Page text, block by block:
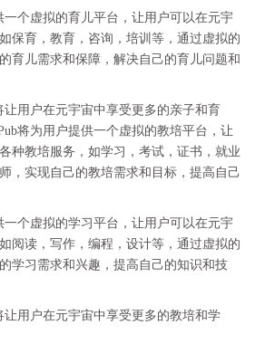
一个虚拟的育儿平台，让用户可以在元宇
保育，教育，咨询，培训等，通过虚拟的
育儿需求和保障，解决自己的育儿问题和
让用户在元宇宙中享受更多的亲子和育
将为用户提供一个虚拟的教培平台，让
种教培服务，如学习，考试，证书，就业
，实现自己的教培需求和目标，提高自己
一个虚拟的学习平台，让用户可以在元宇
阅读，写作，编程，设计等，通过虚拟的
学习需求和兴趣，提高自己的知识和技
让用户在元宇宙中享受更多的教培和学